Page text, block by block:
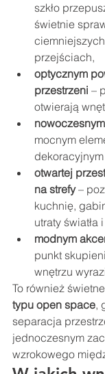
szkło
świetnie
przejściach,
optycznym
przestrzeni –
otwierają
mocnym
otwartej
na strefy –
kuchnię,
utraty światła
modnym
punkt
wnętrzu
To również
typu open space,
separacja
jednoczesnym
wzrokowego